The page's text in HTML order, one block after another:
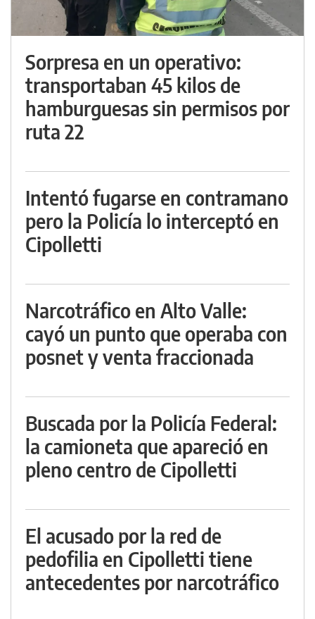
Sorpresa en un operativo:
transportaban 45 kilos de
hamburguesas sin permisos por
ruta 22
Intentó fugarse en contramano
pero la Policía lo interceptó en
Cipolletti
Narcotráfico en Alto Valle:
cayó un punto que operaba con
posnet y venta fraccionada
Buscada por la Policía Federal:
la camioneta que apareció en
pleno centro de Cipolletti
El acusado por la red de
pedofilia en Cipolletti tiene
antecedentes por narcotráfico